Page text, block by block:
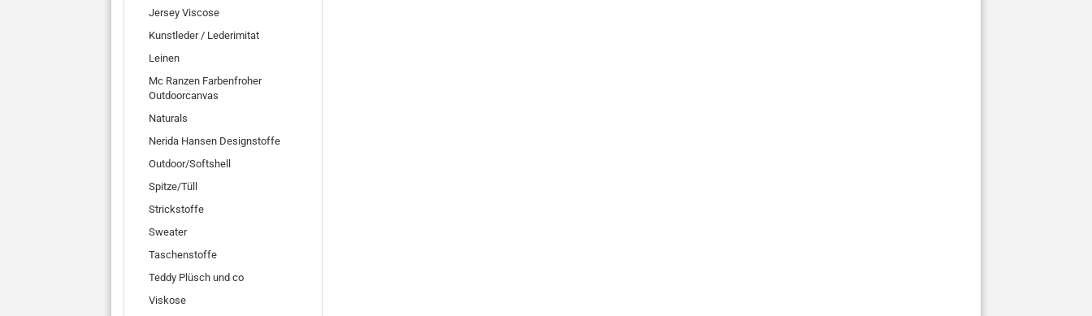
Jersey Viscose
Kunstleder / Lederimitat
Leinen
Mc Ranzen Farbenfroher
Outdoorcanvas
Naturals
Nerida Hansen Designstoffe
Outdoor/Softshell
Spitze/Tüll
Strickstoffe
Sweater
Taschenstoffe
Teddy Plüsch und co
Viskose